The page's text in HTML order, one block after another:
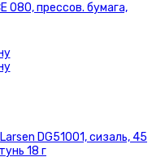
080, прессов. бумага,